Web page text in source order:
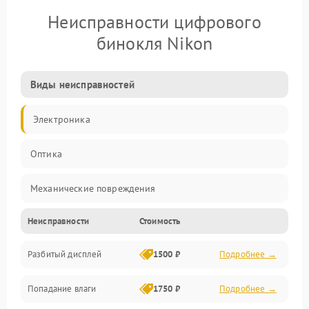
Неисправности цифрового
бинокля Nikon
Виды неисправностей
Электроника
Оптика
Механические повреждения
Видео
Механика
Управление
Неисправности Стоимость
Разбитый дисплей 1500 ₽ Подробнее →
Попадание влаги 1750 ₽ Подробнее →